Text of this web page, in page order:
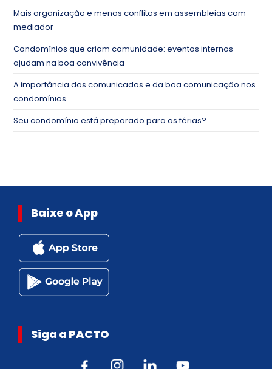
Mais organização e menos conflitos em assembleias com
mediador
Condomínios que criam comunidade: eventos internos
ajudam na boa convivência
A importância dos comunicados e da boa comunicação nos
condomínios
Seu condomínio está preparado para as férias?
Baixe o App
Siga a PACTO